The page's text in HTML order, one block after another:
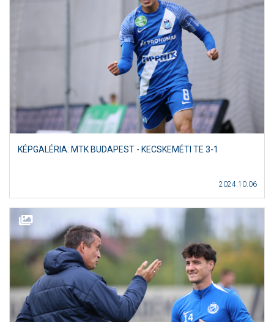
KÉPGALÉRIA: MTK BUDAPEST - KECSKEMÉTI TE 3-1
2024.10.06